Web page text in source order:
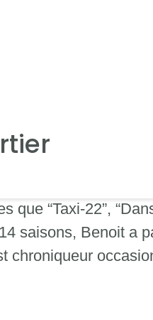
“Taxi-22”,
saisons, Benoit a